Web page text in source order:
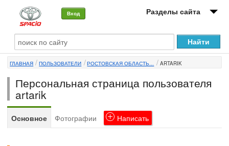
Вход Разделы сайта
О машине
Автоклуб
Форумы
Сервисы и услуги
ГЛАВНАЯ ПОЛЬЗОВАТЕЛИ РОСТОВСКАЯ ОБЛАСТЬ... ARTARIK
Персональная страница пользователя
artarik
Основное Фотографии Написать